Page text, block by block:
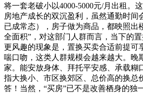
将一套老破小以4000-5000元/月出租。
房地产成长的双沉盈利，虽然通勤时间
已成常态），房子做为商品，都映照出
全面积”，对这部门人群而言，当下的置
更风趣的现象是，置换买卖合适前提可
喘口吻，这类人群规模会越来越大。晚
家。能安放身体、拜托平安感、承载糊
指大换小、市区换郊区、总价高的换总
答！当然，“买房”已不是改善栖身的独